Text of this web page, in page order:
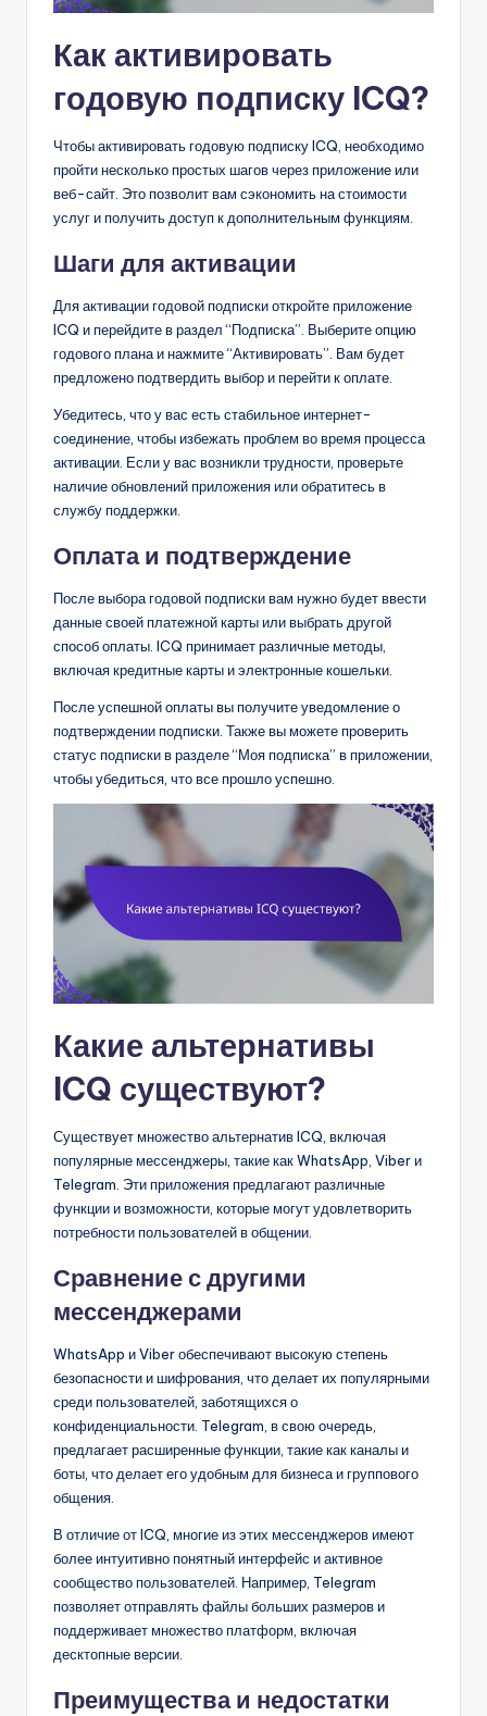
Как активировать
годовую подписку ICQ?
Чтобы активировать годовую подписку ICQ, необходимо
пройти несколько простых шагов через приложение или
веб-сайт. Это позволит вам сэкономить на стоимости
услуг и получить доступ к дополнительным функциям.
Шаги для активации
Для активации годовой подписки откройте приложение
ICQ и перейдите в раздел “Подписка”. Выберите опцию
годового плана и нажмите “Активировать”. Вам будет
предложено подтвердить выбор и перейти к оплате.
Убедитесь, что у вас есть стабильное интернет-
соединение, чтобы избежать проблем во время процесса
активации. Если у вас возникли трудности, проверьте
наличие обновлений приложения или обратитесь в
службу поддержки.
Оплата и подтверждение
После выбора годовой подписки вам нужно будет ввести
данные своей платежной карты или выбрать другой
способ оплаты. ICQ принимает различные методы,
включая кредитные карты и электронные кошельки.
После успешной оплаты вы получите уведомление о
подтверждении подписки. Также вы можете проверить
статус подписки в разделе “Моя подписка” в приложении,
чтобы убедиться, что все прошло успешно.
Какие альтернативы
ICQ существуют?
Существует множество альтернатив ICQ, включая
популярные мессенджеры, такие как WhatsApp, Viber и
Telegram. Эти приложения предлагают различные
функции и возможности, которые могут удовлетворить
потребности пользователей в общении.
Сравнение с другими
мессенджерами
WhatsApp и Viber обеспечивают высокую степень
безопасности и шифрования, что делает их популярными
среди пользователей, заботящихся о
конфиденциальности. Telegram, в свою очередь,
предлагает расширенные функции, такие как каналы и
боты, что делает его удобным для бизнеса и группового
общения.
В отличие от ICQ, многие из этих мессенджеров имеют
более интуитивно понятный интерфейс и активное
сообщество пользователей. Например, Telegram
позволяет отправлять файлы больших размеров и
поддерживает множество платформ, включая
десктопные версии.
Преимущества и недостатки